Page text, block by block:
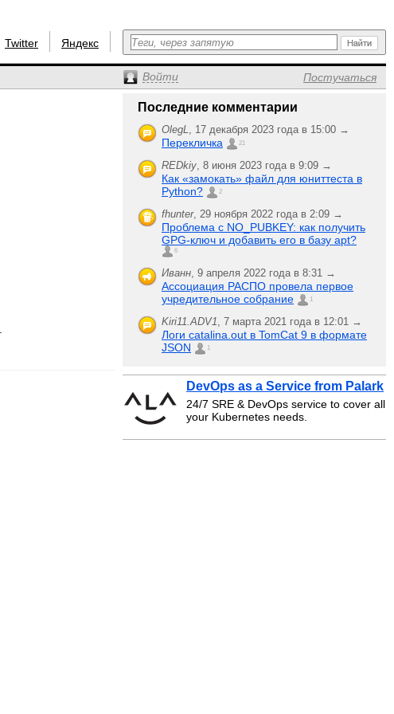
Twitter Яндекс
Войти Постучаться
Последние комментарии
OlegL, 17 декабря 2023 года в 15:00 →
Перекличка 21
REDkiy, 8 июня 2023 года в 9:09 →
Как «замокать» файл для юниттеста в
Python?
2
fhunter, 29 ноября 2022 года в 2:09 →
Проблема с NO_PUBKEY: как получить
GPG-ключ и добавить его в базу apt?
6
Иванн, 9 апреля 2022 года в 8:31 →
Ассоциация РАСПО провела первое
учредительное собрание
1
Kiri11.ADV1, 7 марта 2021 года в 12:01 →
Логи catalina.out в TomCat 9 в формате
JSON
1
DevOps as a Service from Palark
24/7 SRE & DevOps service to cover all
your Kubernetes needs.